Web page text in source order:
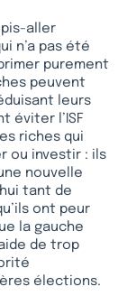
pis-aller
n’a pas été
purement
peuvent
leurs
éviter l’ISF
riches qui
ou investir : ils
nouvelle
tant de
ont peur
la gauche
de trop
élections.